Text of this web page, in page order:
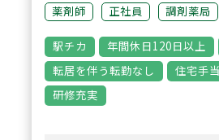
引き継ぎ。独り立ち後
すい環境が整っており
験の方も安心してスタ
す。
薬剤師 正社員 調剤薬局
駅チカ 年間休日120日以上
転居を伴う転勤なし
住宅手
研修充実